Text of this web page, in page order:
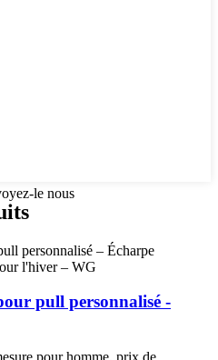
le nous
pull personnalisé -